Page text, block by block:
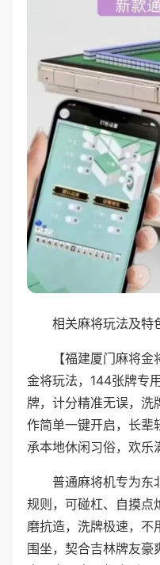
相关麻将玩法及特
【福建厦门麻将
金将玩法，144张牌专
牌，计分精准无误，洗
作简单一键开启，长辈
承本地休闲习俗，欢乐
普通麻将机专为东
规则，可碰杠、自摸点
磨抗造，洗牌极速，不
围坐，契合吉林牌友豪